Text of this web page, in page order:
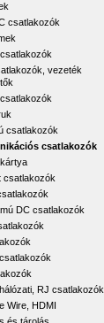
csatlakozók
vezeték
csatlakozók
csatlakozók
csatlakozók
DC csatlakozók
RJ csatlakozók
Wire, HDMI